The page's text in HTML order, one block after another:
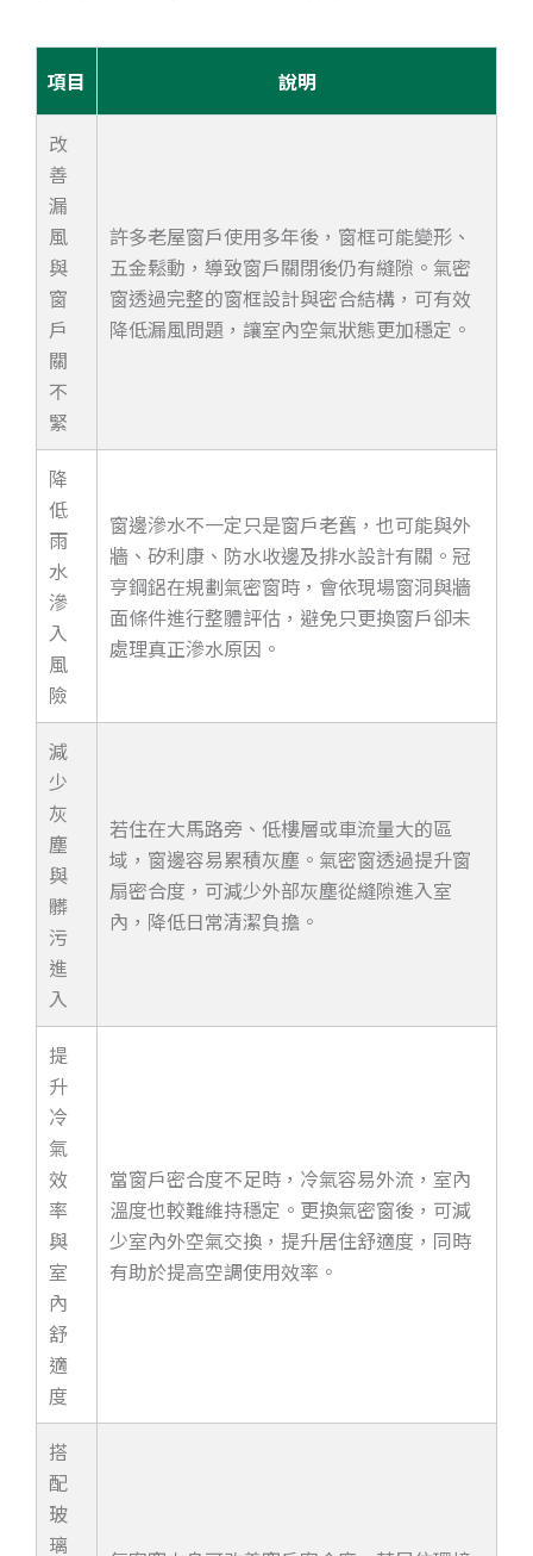
項目 說明
改
善
漏
風
與
窗
戶
關
不
緊
許多老屋窗戶使用多年後，窗框可能變形、
五金鬆動，導致窗戶關閉後仍有縫隙。氣密
窗透過完整的窗框設計與密合結構，可有效
降低漏風問題，讓室內空氣狀態更加穩定。
降
低
雨
水
滲
入
風
險
窗邊滲水不一定只是窗戶老舊，也可能與外
牆、矽利康、防水收邊及排水設計有關。冠
亨鋼鋁在規劃氣密窗時，會依現場窗洞與牆
面條件進行整體評估，避免只更換窗戶卻未
處理真正滲水原因。
減
少
灰
塵
與
髒
污
進
入
若住在大馬路旁、低樓層或車流量大的區
域，窗邊容易累積灰塵。氣密窗透過提升窗
扇密合度，可減少外部灰塵從縫隙進入室
內，降低日常清潔負擔。
提
升
冷
氣
效
率
與
室
內
舒
適
度
當窗戶密合度不足時，冷氣容易外流，室內
溫度也較難維持穩定。更換氣密窗後，可減
少室內外空氣交換，提升居住舒適度，同時
有助於提高空調使用效率。
搭
配
玻
璃